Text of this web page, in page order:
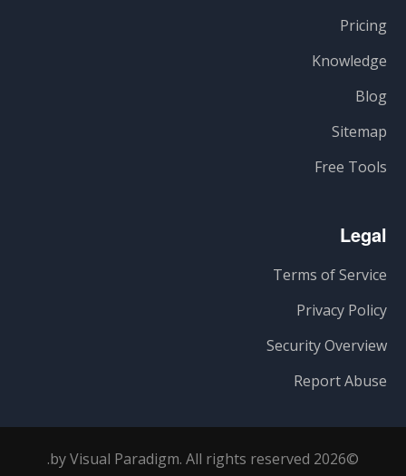
Pricing
Knowledge
Blog
Sitemap
Free Tools
Legal
Terms of Service
Privacy Policy
Security Overview
Report Abuse
©2026 by Visual Paradigm. All rights reserved.